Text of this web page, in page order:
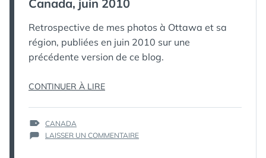
Canada, juin 2010
Retrospective de mes photos à Ottawa et sa
région, publiées en juin 2010 sur une
précédente version de ce blog.
CONTINUER À LIRE« CANADA,
ÉTIQUETTES :
CANADA
LAISSER UN COMMENTAIRESUR